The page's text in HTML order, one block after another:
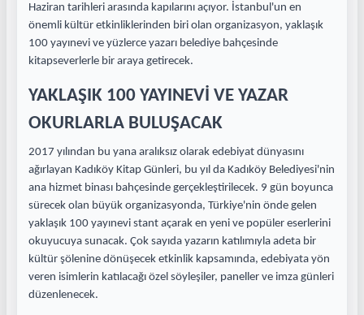
Haziran tarihleri arasında kapılarını açıyor. İstanbul'un en
önemli kültür etkinliklerinden biri olan organizasyon, yaklaşık
100 yayınevi ve yüzlerce yazarı belediye bahçesinde
kitapseverlerle bir araya getirecek.
YAKLAŞIK 100 YAYINEVİ VE YAZAR
OKURLARLA BULUŞACAK
2017 yılından bu yana aralıksız olarak edebiyat dünyasını
ağırlayan Kadıköy Kitap Günleri, bu yıl da Kadıköy Belediyesi'nin
ana hizmet binası bahçesinde gerçekleştirilecek. 9 gün boyunca
sürecek olan büyük organizasyonda, Türkiye'nin önde gelen
yaklaşık 100 yayınevi stant açarak en yeni ve popüler eserlerini
okuyucuya sunacak. Çok sayıda yazarın katılımıyla adeta bir
kültür şölenine dönüşecek etkinlik kapsamında, edebiyata yön
veren isimlerin katılacağı özel söyleşiler, paneller ve imza günleri
düzenlenecek.